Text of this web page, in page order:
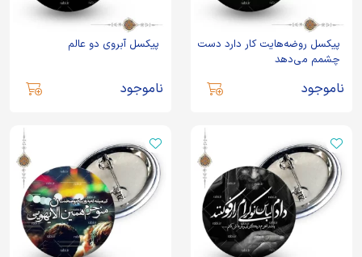
پیکسل روضه‌هایت کار دارد دست
چشمم می‌دهد
ناموجود
پیکسل آبروی دو عالم
ناموجود